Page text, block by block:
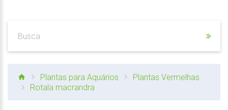
Plantas para Aquários
Plantas Vermelhas
Rotala macrandra